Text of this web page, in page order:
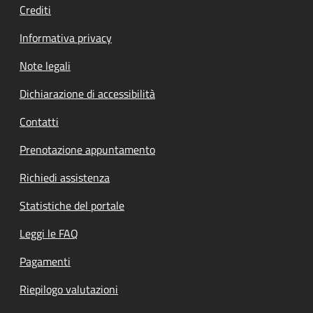
Crediti
Informativa privacy
Note legali
Dichiarazione di accessibilità
Contatti
Prenotazione appuntamento
Richiedi assistenza
Statistiche del portale
Leggi le FAQ
Pagamenti
Riepilogo valutazioni